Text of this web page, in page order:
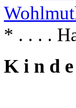
* . . . .
K i n d